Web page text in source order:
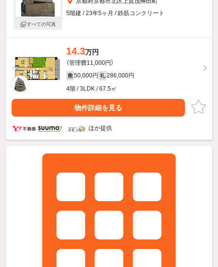
すべての写真
5階建 / 23年5ヶ月 / 鉄筋コンクリート
14.3万円
（管理費11,000円）
敷 50,000円 礼 286,000円
4階 / 3LDK / 67.5㎡
物件詳細を見る
ほか提供